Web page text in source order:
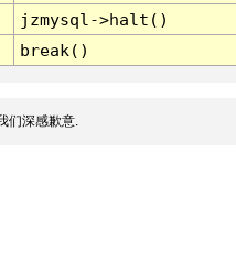
jzmysql->halt()
break()
们深感歉意.